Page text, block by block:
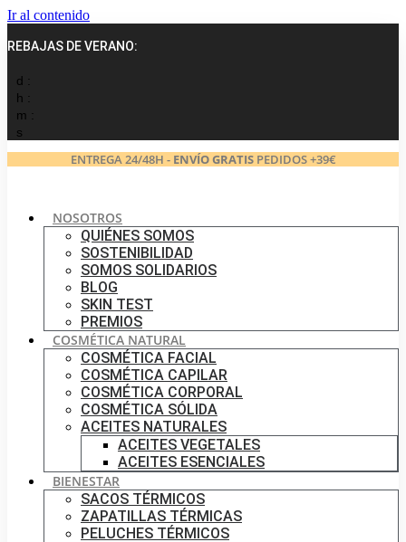
Ir al contenido
REBAJAS DE VERANO:
d :
h :
m :
s
ENTREGA 24/48H - ENVÍO GRATISPEDIDOS +39€
NOSOTROS
QUIÉNES SOMOS
SOSTENIBILIDAD
SOMOS SOLIDARIOS
BLOG
SKIN TEST
PREMIOS
COSMÉTICA NATURAL
COSMÉTICA FACIAL
COSMÉTICA CAPILAR
COSMÉTICA CORPORAL
COSMÉTICA SÓLIDA
ACEITES NATURALES
ACEITES VEGETALES
ACEITES ESENCIALES
BIENESTAR
SACOS TÉRMICOS
ZAPATILLAS TÉRMICAS
PELUCHES TÉRMICOS